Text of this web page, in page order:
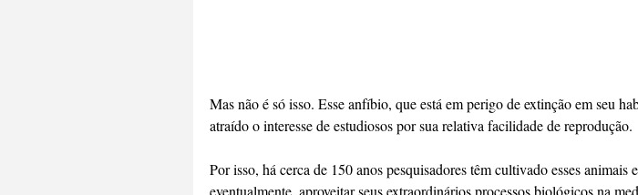
Mas não é só isso. Esse anfíbio, que está em perigo de extinção em seu
atraído o interesse de estudiosos por sua relativa facilidade de reprodução.
Por isso, há cerca de 150 anos pesquisadores têm cultivado esses animais
eventualmente, aproveitar seus extraordinários processos biológicos na